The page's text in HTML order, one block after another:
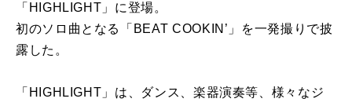
「HIGHLIGHT」に登場。
初のソロ曲となる「BEAT COOKIN’」を一発撮りで披
露した。
「HIGHLIGHT」は、ダンス、楽器演奏等、様々なジ